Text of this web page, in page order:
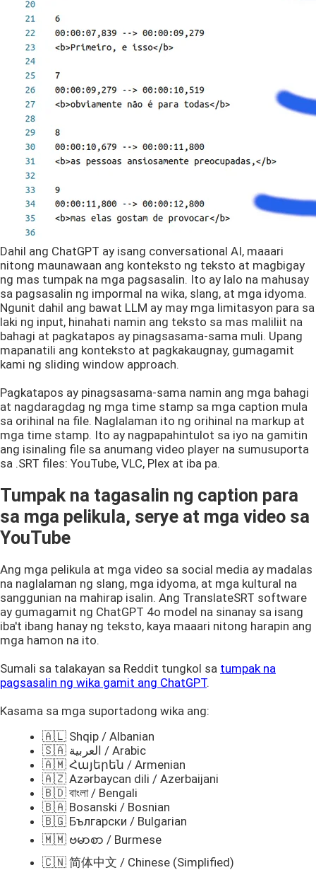
Dahil ang ChatGPT ay isang conversational AI, maaari
nitong maunawaan ang konteksto ng teksto at magbigay
ng mas tumpak na mga pagsasalin. Ito ay lalo na mahusay
sa pagsasalin ng impormal na wika, slang, at mga idyoma.
Ngunit dahil ang bawat LLM ay may mga limitasyon para sa
laki ng input, hinahati namin ang teksto sa mas maliliit na
bahagi at pagkatapos ay pinagsasama-sama muli. Upang
mapanatili ang konteksto at pagkakaugnay, gumagamit
kami ng sliding window approach.
Pagkatapos ay pinagsasama-sama namin ang mga bahagi
at nagdaragdag ng mga time stamp sa mga caption mula
sa orihinal na file. Naglalaman ito ng orihinal na markup at
mga time stamp. Ito ay nagpapahintulot sa iyo na gamitin
ang isinaling file sa anumang video player na sumusuporta
sa .SRT files: YouTube, VLC, Plex at iba pa.
Tumpak na tagasalin ng caption para
sa mga pelikula, serye at mga video sa
YouTube
Ang mga pelikula at mga video sa social media ay madalas
na naglalaman ng slang, mga idyoma, at mga kultural na
sanggunian na mahirap isalin. Ang TranslateSRT software
ay gumagamit ng ChatGPT 4o model na sinanay sa isang
iba't ibang hanay ng teksto, kaya maaari nitong harapin ang
mga hamon na ito.
Sumali sa talakayan sa Reddit tungkol sa tumpak na
pagsasalin ng wika gamit ang ChatGPT.
Kasama sa mga suportadong wika ang:
🇦🇱 Shqip / Albanian
🇸🇦 العربية / Arabic
🇦🇲 Հայերեն / Armenian
🇦🇿 Azərbaycan dili / Azerbaijani
🇧🇩 বাংলা / Bengali
🇧🇦 Bosanski / Bosnian
🇧🇬 Български / Bulgarian
🇲🇲 ဗမာစာ / Burmese
🇨🇳 简体中文 / Chinese (Simplified)